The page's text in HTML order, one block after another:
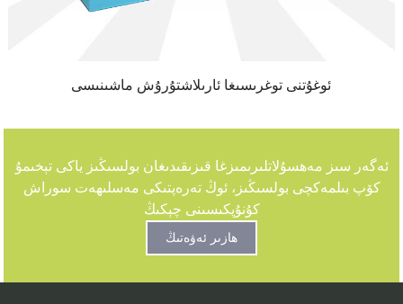
ئوغۇتنى توغرىسىغا ئارىلاشتۇرۇش ماشىنىسى
ئەگەر سىز مەھسۇلاتلىرىمىزغا قىزىقىدىغان بولسىڭىز ياكى تېخىمۇ
كۆپ بىلمەكچى بولسىڭىز، ئوڭ تەرەپتىكى مەسلىھەت سوراش
كۇنۇپكىسىنى چېكىڭ
ھازىر ئەۋەتىڭ